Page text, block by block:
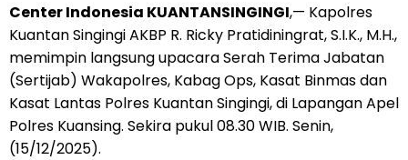
Center Indonesia KUANTANSINGINGI,— Kapolres
Kuantan Singingi AKBP R. Ricky Pratidiningrat, S.I.K., M.H.,
memimpin langsung upacara Serah Terima Jabatan
(Sertijab) Wakapolres, Kabag Ops, Kasat Binmas dan
Kasat Lantas Polres Kuantan Singingi, di Lapangan Apel
Polres Kuansing. Sekira pukul 08.30 WIB. Senin,
(15/12/2025).